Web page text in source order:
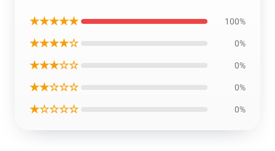
★★★★★ 100%
★★★★☆ 0%
★★★☆☆ 0%
★★☆☆☆ 0%
★☆☆☆☆ 0%